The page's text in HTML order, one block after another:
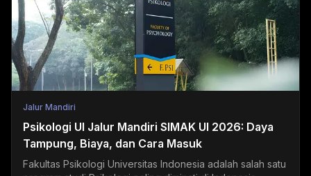
Jalur Mandiri
Psikologi UI Jalur Mandiri SIMAK UI 2026: Daya
Tampung, Biaya, dan Cara Masuk
Fakultas Psikologi Universitas Indonesia adalah salah satu